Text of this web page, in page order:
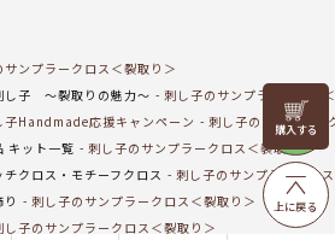
リリヤン
フェア
上に戻る
サンプラークロス＜裂取り＞
し子 ～裂取りの魅力～
刺し子のサンプラークロス
子Handmade応援キャンペーン
刺し子のサンプラー
キット一覧
刺し子のサンプラークロス＜裂取り＞
チクロス・モチーフクロス
刺し子のサンプラークロ
刺し子のサンプラークロス＜裂取り＞
し子のサンプラークロス＜裂取り＞